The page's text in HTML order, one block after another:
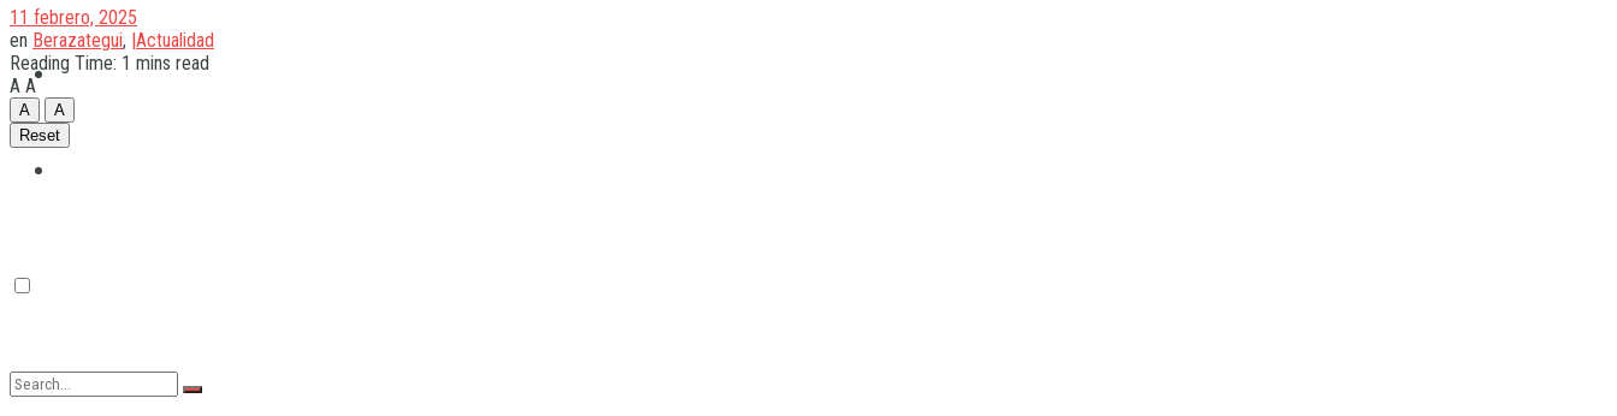
Quilmes
11 febrero, 2025
en Berazategui, |Actualidad
Reading Time: 1 mins read
A A
A
A
Reset